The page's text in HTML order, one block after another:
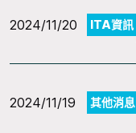
2024/11/20 ITA資訊
2024/11/19 其他消息